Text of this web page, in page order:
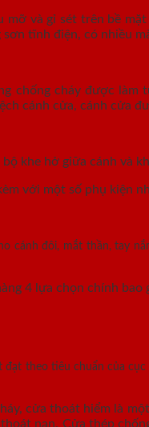
và gỉ sét trên bề
tĩnh điện, có nhiều
chống cháy được
cánh cửa, cánh cửa
khe hở giữa cánh và
với một số phụ kiện
cánh đôi, mắt thần, tay
4 lựa chọn chính bao
theo tiêu chuẩn của
cửa thoát hiểm là
nạn. Cửa thép